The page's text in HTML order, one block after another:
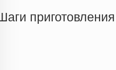
приготовления